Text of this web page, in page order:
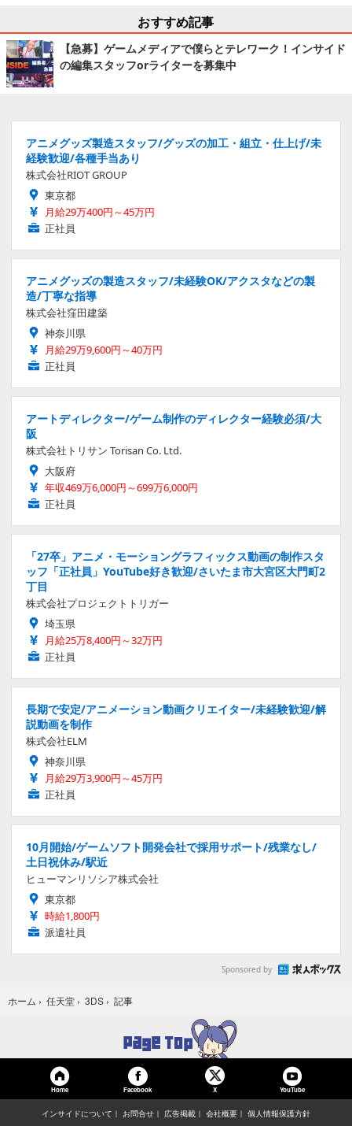
おすすめ記事
【急募】ゲームメディアで僕らとテレワーク！インサイド
の編集スタッフorライターを募集中
アニメグッズ製造スタッフ/グッズの加工・組立・仕上げ/未
経験歓迎/各種手当あり
株式会社RIOT GROUP
東京都
月給29万400円～45万円
正社員
アニメグッズの製造スタッフ/未経験OK/アクスタなどの製
造/丁寧な指導
株式会社窪田建築
神奈川県
月給29万9,600円～40万円
正社員
アートディレクター/ゲーム制作のディレクター経験必須/大
阪
株式会社トリサン Torisan Co. Ltd.
大阪府
年収469万6,000円～699万6,000円
正社員
「27卒」アニメ・モーショングラフィックス動画の制作スタ
ッフ「正社員」YouTube好き歓迎/さいたま市大宮区大門町2
丁目
株式会社プロジェクトトリガー
埼玉県
月給25万8,400円～32万円
正社員
長期で安定/アニメーション動画クリエイター/未経験歓迎/解
説動画を制作
株式会社ELM
神奈川県
月給29万3,900円～45万円
正社員
10月開始/ゲームソフト開発会社で採用サポート/残業なし/
土日祝休み/駅近
ヒューマンリソシア株式会社
東京都
時給1,800円
派遣社員
Sponsored by
ホーム › 任天堂 › 3DS › 記事
Home Facebook X YouTube
インサイドについて お問合せ 広告掲載 会社概要 個人情報保護方針